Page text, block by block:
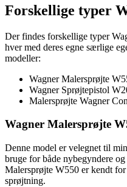
Forskellige typer
Der findes forskellige typer
hver med deres egne særlige
modeller:
Wagner Malersprøjte
Wagner Sprøjtepistol
Malersprøjte Wagner
Wagner Malersprøjte
Denne model er velegnet til
bruge for både nybegyndere
Malersprøjte W550 er kendt
sprøjtning.